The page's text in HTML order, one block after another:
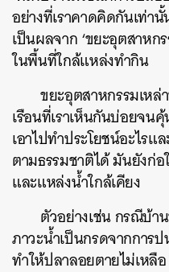
อย่างที่เราคาดคิดกันเท่า
เป็นผลจาก ‘ขยะอุตสาหก
ในพื้นที่ใกล้แหล่งทำกิน
ขยะอุตสาหกรรมเหล่
เรือนที่เราเห็นกันบ่อยจน
เอาไปทำประโยชน์อะไรแ
ตามธรรมชาติได้ มันยังก่
และแหล่งน้ำใกล้เคียง
ตัวอย่างเช่น กรณีบ้
ภาวะน้ำเป็นกรดจากการ
ทำให้ปลาลอยตายไม่เหลื